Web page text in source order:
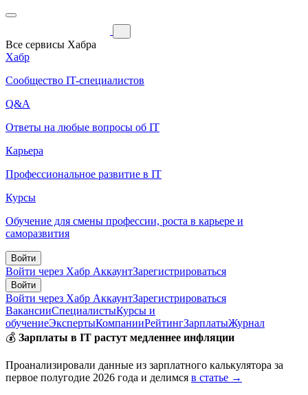
Все сервисы Хабра
Хабр
Сообщество IT-специалистов
Q&A
Ответы на любые вопросы об IT
Карьера
Профессиональное развитие в IT
Курсы
Обучение для смены профессии, роста в карьере и
саморазвития
Войти
Войти через Хабр АккаунтЗарегистрироваться
Войти
Войти через Хабр АккаунтЗарегистрироваться
ВакансииСпециалистыКурсы и
обучениеЭкспертыКомпанииРейтингЗарплатыЖурнал
💰 Зарплаты в IT растут медленнее инфляции
Проанализировали данные из зарплатного калькулятора за
первое полугодие 2026 года и делимся в статье →